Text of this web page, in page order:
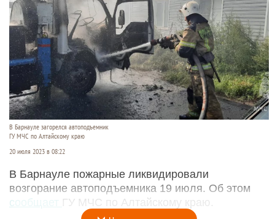
В Барнауле загорелся автоподъемник
ГУ МЧС по Алтайскому краю
20 июля 2023 в 08:22
В Барнауле пожарные ликвидировали
возгорание автоподъемника 19 июля. Об этом
сообщает ГУ МЧС по Алтайскому краю.